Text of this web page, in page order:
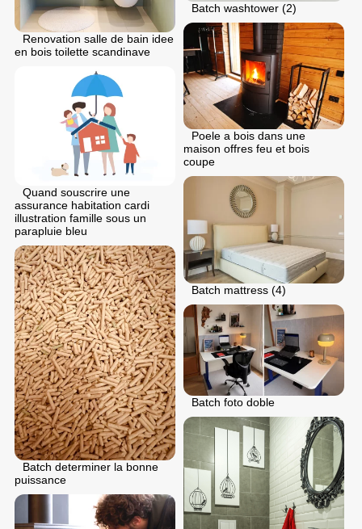
Renovation salle de bain idee
en bois toilette scandinave
Batch washtower (2)
Poele a bois dans une
maison offres feu et bois
coupe
Quand souscrire une
assurance habitation cardi
illustration famille sous un
parapluie bleu
Batch mattress (4)
Batch determiner la bonne
puissance
Batch foto doble